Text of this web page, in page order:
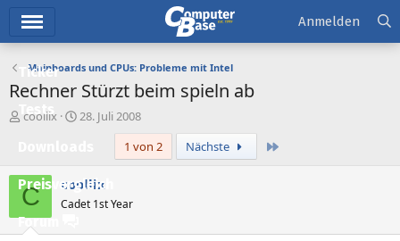
Ticker
Tests
Preisvergleich
Forum
Anmelden
Mainboards und CPUs: Probleme mit Intel
Rechner Stürzt beim spieln ab
E
e
l
e
coollix
E
e
l
l
28. Juli 2008
1 von 2
Nächste
C coollix
Cadet 1st Year